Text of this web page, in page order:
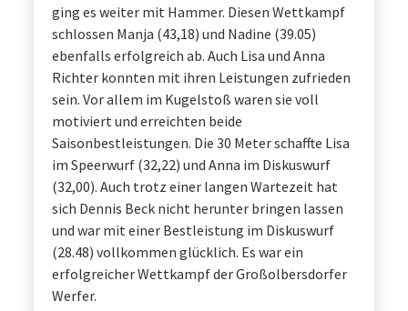
ging es weiter mit Hammer. Diesen Wettkampf
schlossen Manja (43,18) und Nadine (39.05)
ebenfalls erfolgreich ab. Auch Lisa und Anna
Richter konnten mit ihren Leistungen zufrieden
sein. Vor allem im Kugelstoß waren sie voll
motiviert und erreichten beide
Saisonbestleistungen. Die 30 Meter schaffte Lisa
im Speerwurf (32,22) und Anna im Diskuswurf
(32,00). Auch trotz einer langen Wartezeit hat
sich Dennis Beck nicht herunter bringen lassen
und war mit einer Bestleistung im Diskuswurf
(28.48) vollkommen glücklich. Es war ein
erfolgreicher Wettkampf der Großolbersdorfer
Werfer.